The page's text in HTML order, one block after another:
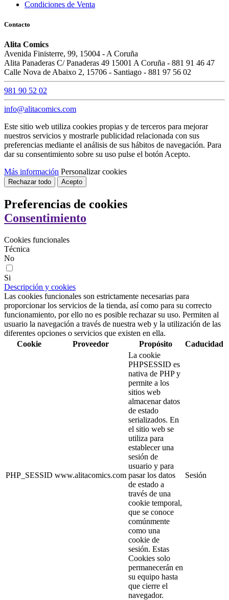
Editorial
Idioma
Español 1
Precio
€
En stock
En stock 0
Ver productos
Condiciones de Venta
Contacto
Alita Comics
Avenida Finisterre, 99, 15004 - A Coruña
Alita Panaderas C/ Panaderas 49 15001 A Coruña - 881 91 46 47
Calle Nova de Abaixo 2, 15706 - Santiago - 881 97 56 02
981 90 52 02
info@alitacomics.com
Este sitio web utiliza cookies propias y de terceros para mejorar
nuestros servicios y mostrarle publicidad relacionada con sus
preferencias mediante el análisis de sus hábitos de navegación. Para
dar su consentimiento sobre su uso pulse el botón Acepto.
Más información Personalizar cookies
Rechazar todo Acepto
Preferencias de cookies
Consentimiento
Cookies funcionales
Técnica
No
Si
Descripción y cookies
Las cookies funcionales son estrictamente necesarias para
proporcionar los servicios de la tienda, así como para su correcto
funcionamiento, por ello no es posible rechazar su uso. Permiten al
usuario la navegación a través de nuestra web y la utilización de las
diferentes opciones o servicios que existen en ella.
Cookie
Proveedor Propósito Caducidad
PHP_SESSID www.alitacomics.com
La cookie
PHPSESSID es
nativa de PHP y
permite a los
sitios web
almacenar datos
de estado
serializados. En
el sitio web se
utiliza para
establecer una
sesión de
usuario y para
pasar los datos
de estado a
través de una
cookie temporal,
que se conoce
comúnmente
como una
cookie de
sesión. Estas
Cookies solo
permanecerán en
su equipo hasta
que cierre el
navegador.
Sesión